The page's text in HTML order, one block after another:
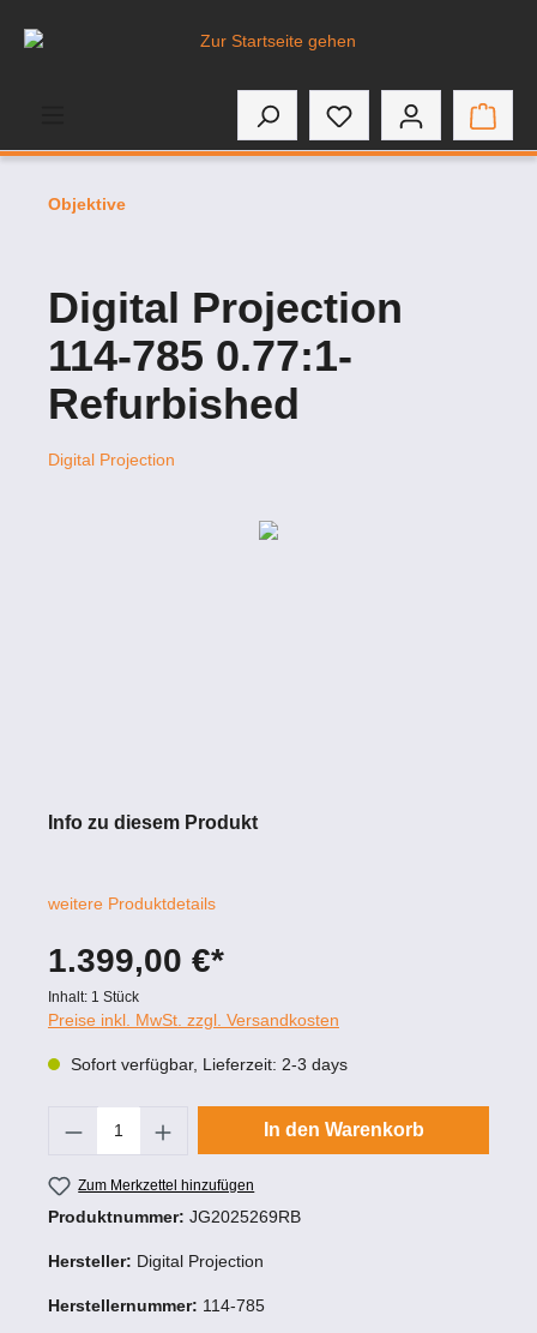
springen
Objektive
Digital Projection
114-785 0.77:1-
Refurbished
Digital Projection
Info zu diesem Produkt
weitere Produktdetails
1.399,00 €*
Inhalt: 1 Stück
Preise inkl. MwSt. zzgl. Versandkosten
Sofort verfügbar, Lieferzeit: 2-3 days
Produkt Anzahl: Gib den gewünschten
In den Warenkorb
Zum Merkzettel hinzufügen
Produktnummer: JG2025269RB
Hersteller: Digital Projection
Herstellernummer: 114-785